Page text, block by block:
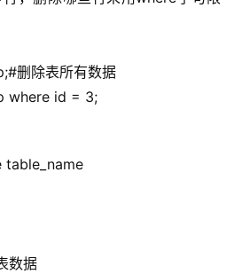
删除表所有数据
id = 3;
table_name
数据